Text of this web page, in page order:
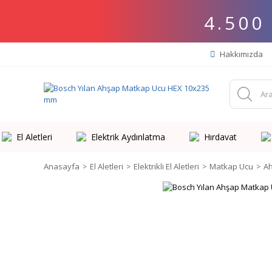
4.500
Hakkımızda
El Aletleri Elektrik Aydınlatma Hırdavat
Anasayfa El Aletleri Elektrikli El Aletleri Matkap Ucu